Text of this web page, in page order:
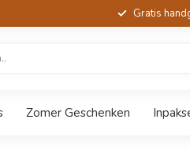
Gratis
Zomer Geschenken